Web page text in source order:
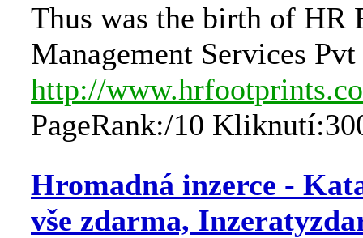
Thus was the birth of HR
Management Services
http://
PageRank:/10
Hromadná inzerce -
vše zdarma,